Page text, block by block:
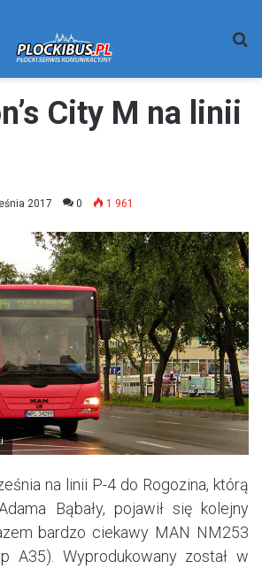
City M na linii
2017 0 1 961
na linii P-4 do Rogozina, którą
Bąbały, pojawił się kolejny
bardzo ciekawy MAN NM253
A35). Wyprodukowany został w